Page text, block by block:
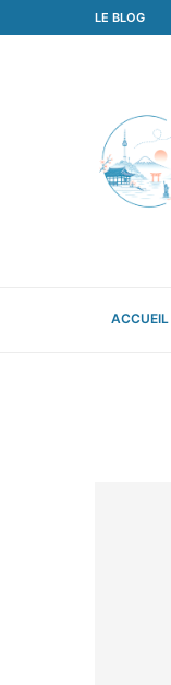
LE BLOG
ACCUEIL